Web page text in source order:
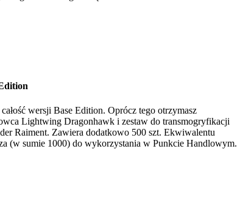
wersji Base Edition. Oprócz tego otrzymasz
Lightwing Dragonhawk i zestaw do transmogryfikacji
Raiment. Zawiera dodatkowo 500 szt. Ekwiwalentu
(w sumie 1000) do wykorzystania w Punkcie Handlowym.